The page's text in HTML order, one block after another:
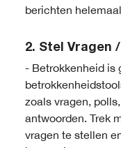
berichten
2. Stel Vragen
- Betrokkenheid is
zoals vragen,
antwoorden. Trek
vragen te stellen